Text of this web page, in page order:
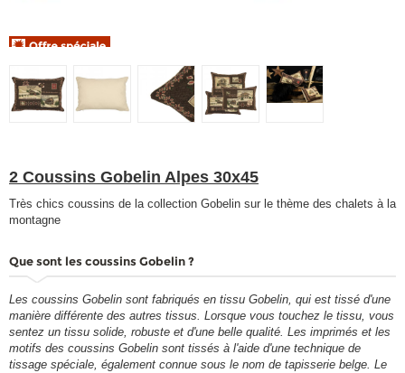
2 Coussins Gobelin Alpes 30x45
Très chics coussins de la collection Gobelin sur le thème des chalets à la
montagne
Que sont les coussins Gobelin ?
Les coussins Gobelin sont fabriqués en tissu Gobelin, qui est tissé d'une
manière différente des autres tissus. Lorsque vous touchez le tissu, vous
sentez un tissu solide, robuste et d'une belle qualité. Les imprimés et les
motifs des coussins Gobelin sont tissés à l'aide d'une technique de
tissage spéciale, également connue sous le nom de tapisserie belge. Le